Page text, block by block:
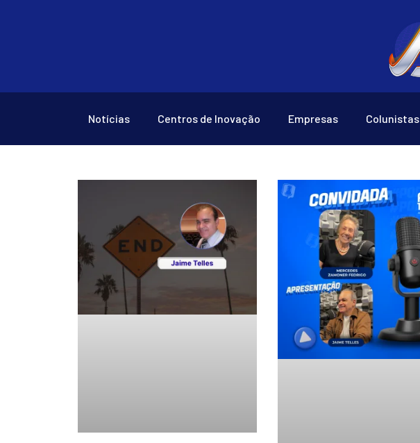
Notícias Centros de Inovação Empresas Colunistas